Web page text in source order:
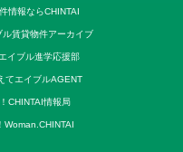
情報ならCHINTAI
賃貸物件アーカイブ
イブル進学応援部
てエイブルAGENT
CHINTAI情報局
Woman.CHINTAI